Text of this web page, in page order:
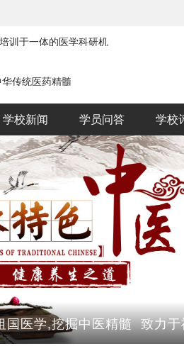
训于一体的医学科研机
传统医药精髓
学校新闻 学员问答 学校
医学,挖掘中医精髓 致力